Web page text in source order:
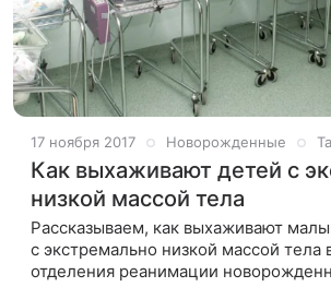
17 ноября 2017 Новорожденные
Как выхаживают детей с
низкой массой тела
Рассказываем, как выхаживают
с экстремально низкой массой тела
отделения реанимации